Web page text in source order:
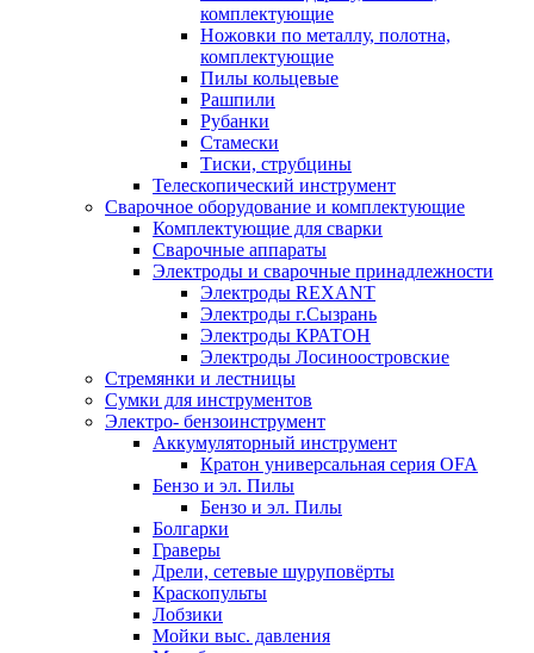
комплектующие
Ножовки по металлу, полотна,
комплектующие
Пилы кольцевые
Рашпили
Рубанки
Стамески
Тиски, струбцины
Телескопический инструмент
Сварочное оборудование и комплектующие
Комплектующие для сварки
Сварочные аппараты
Электроды и сварочные принадлежности
Электроды REXANT
Электроды г.Сызрань
Электроды КРАТОН
Электроды Лосиноостровские
Стремянки и лестницы
Сумки для инструментов
Электро- бензоинструмент
Аккумуляторный инструмент
Кратон универсальная серия OFA
Бензо и эл. Пилы
Бензо и эл. Пилы
Болгарки
Граверы
Дрели, сетевые шуруповёрты
Краскопульты
Лобзики
Мойки выс. давления